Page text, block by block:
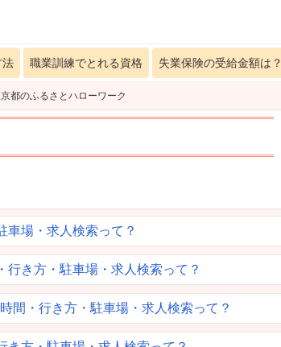
法 職業訓練でとれる資格 失業保険の受給金額は？
都のふるさとハローワーク
車場・求人検索って？
き方・駐車場・求人検索って？
間・行き方・駐車場・求人検索って？